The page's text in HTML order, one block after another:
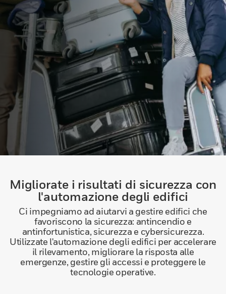
Migliorate i risultati di sicurezza con
l'automazione degli edifici
Ci impegniamo ad aiutarvi a gestire edifici che
favoriscono la sicurezza: antincendio e
antinfortunistica, sicurezza e cybersicurezza.
Utilizzate l'automazione degli edifici per accelerare
il rilevamento, migliorare la risposta alle
emergenze, gestire gli accessi e proteggere le
tecnologie operative.